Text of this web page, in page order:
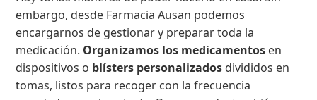
embargo, desde Farmacia Ausan podemos
encargarnos de gestionar y preparar toda la
medicación. Organizamos los medicamentos en
dispositivos o blísters personalizados divididos en
tomas, listos para recoger con la frecuencia